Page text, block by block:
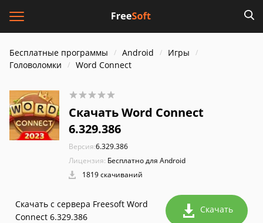
Бесплатные программы Android
Игры
Головоломки
Word Connect
Скачать Word Connect
6.329.386
Версия:6.329.386
Лицензия: Бесплатно для Android
1819 скачиваний
Скачать с сервера Freesoft Word
Connect 6.329.386
Скачать